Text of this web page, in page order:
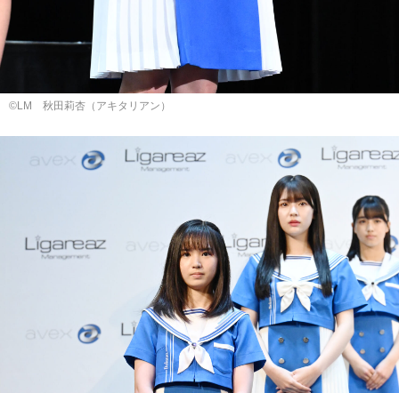
©LM 秋⽥莉杏（アキタリアン）